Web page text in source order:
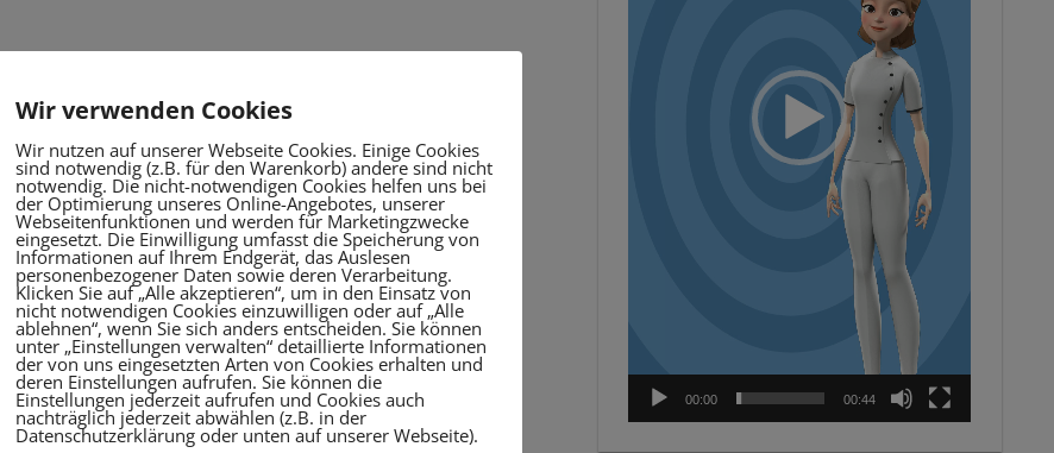
00:00 00:44
Wir verwenden Cookies
Wir nutzen auf unserer Webseite Cookies. Einige Cookies
sind notwendig (z.B. für den Warenkorb) andere sind nicht
notwendig. Die nicht-notwendigen Cookies helfen uns bei
der Optimierung unseres Online-Angebotes, unserer
Webseitenfunktionen und werden für Marketingzwecke
eingesetzt. Die Einwilligung umfasst die Speicherung von
Informationen auf Ihrem Endgerät, das Auslesen
personenbezogener Daten sowie deren Verarbeitung.
Klicken Sie auf „Alle akzeptieren“, um in den Einsatz von
nicht notwendigen Cookies einzuwilligen oder auf „Alle
ablehnen“, wenn Sie sich anders entscheiden. Sie können
unter „Einstellungen verwalten“ detaillierte Informationen
der von uns eingesetzten Arten von Cookies erhalten und
deren Einstellungen aufrufen. Sie können die
Einstellungen jederzeit aufrufen und Cookies auch
nachträglich jederzeit abwählen (z.B. in der
Datenschutzerklärung oder unten auf unserer Webseite).